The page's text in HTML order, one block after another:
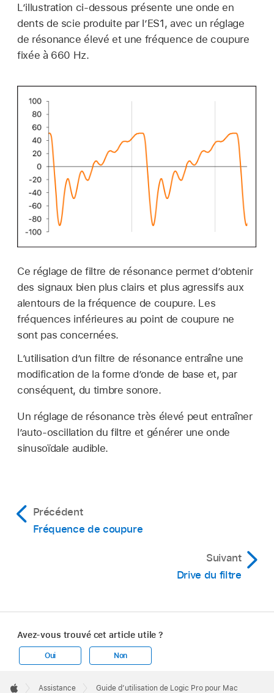
L’illustration ci-dessous présente une onde en
dents de scie produite par l’ES1, avec un réglage
de résonance élevé et une fréquence de coupure
fixée à 660 Hz.
Ce réglage de filtre de résonance permet d’obtenir
des signaux bien plus clairs et plus agressifs aux
alentours de la fréquence de coupure. Les
fréquences inférieures au point de coupure ne
sont pas concernées.
L’utilisation d’un filtre de résonance entraîne une
modification de la forme d’onde de base et, par
conséquent, du timbre sonore.
Un réglage de résonance très élevé peut entraîner
l’auto-oscillation du filtre et générer une onde
sinusoïdale audible.
Précédent
Fréquence de coupure
Suivant
Drive du filtre
Avez-vous trouvé cet article utile ?
Oui Non
Footer
 Assistance Guide d’utilisation de Logic Pro pour Mac